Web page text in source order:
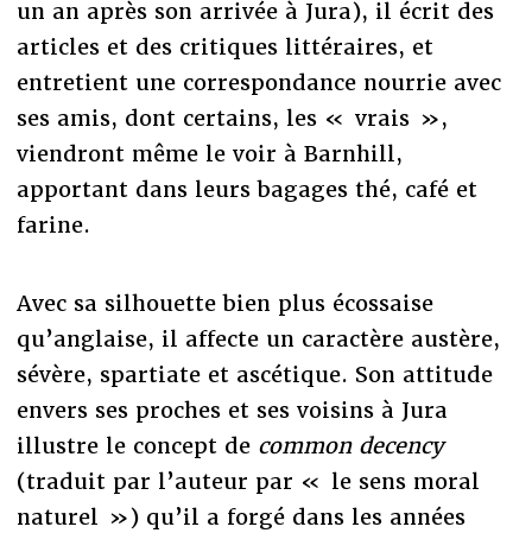
un an après son arrivée à Jura), il écrit des
articles et des critiques littéraires, et
entretient une correspondance nourrie avec
ses amis, dont certains, les « vrais »,
viendront même le voir à Barnhill,
apportant dans leurs bagages thé, café et
farine.
Avec sa silhouette bien plus écossaise
qu’anglaise, il affecte un caractère austère,
sévère, spartiate et ascétique. Son attitude
envers ses proches et ses voisins à Jura
illustre le concept de common decency
(traduit par l’auteur par « le sens moral
naturel ») qu’il a forgé dans les années